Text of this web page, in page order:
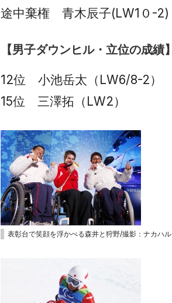
途中棄権 青木辰子(LW1０-2)
【男子ダウンヒル・立位の成績】
12位 小池岳太（LW6/8-2）
15位 三澤拓（LW2）
表彰台で笑顔を浮かべる森井と狩野/撮影：ナカハル